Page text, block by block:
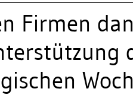
Firmen